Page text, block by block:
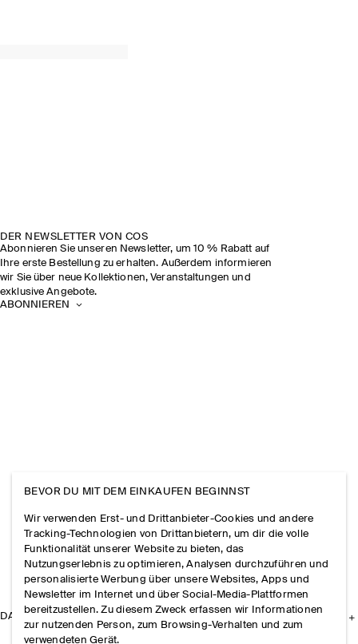
DER NEWSLETTER VON COS
Abonnieren Sie unseren Newsletter, um 10 % Rabatt auf
Ihre erste Bestellung zu erhalten. Außerdem informieren
wir Sie über neue Kollektionen, Veranstaltungen und
exklusive Angebote.
ABONNIEREN
DAS UNTERNEHMEN
BEVOR DU MIT DEM EINKAUFEN BEGINNST
Wir verwenden Erst- und Drittanbieter-Cookies und andere
Tracking-Technologien von Drittanbietern, um dir die volle
Funktionalität unserer Website zu bieten, das
Nutzungserlebnis zu optimieren, Analysen durchzuführen und
personalisierte Werbung über unsere Websites, Apps und
Newsletter im Internet und über Social-Media-Plattformen
bereitzustellen. Zu diesem Zweck erfassen wir Informationen
zur nutzenden Person, zum Browsing-Verhalten und zum
verwendeten Gerät.